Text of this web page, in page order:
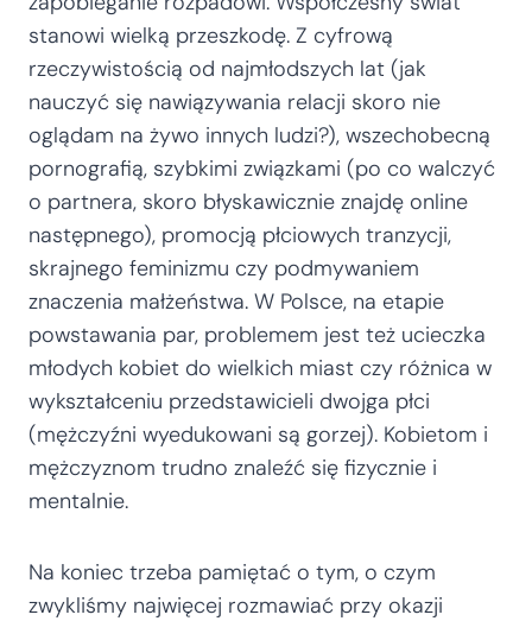
stanowi wielką przeszkodę. Z cyfrową
rzeczywistością od najmłodszych lat (jak
nauczyć się nawiązywania relacji skoro nie
oglądam na żywo innych ludzi?), wszechobecną
pornografią, szybkimi związkami (po co walczyć
o partnera, skoro błyskawicznie znajdę online
następnego), promocją płciowych tranzycji,
skrajnego feminizmu czy podmywaniem
znaczenia małżeństwa. W Polsce, na etapie
powstawania par, problemem jest też ucieczka
młodych kobiet do wielkich miast czy różnica w
wykształceniu przedstawicieli dwojga płci
(mężczyźni wyedukowani są gorzej). Kobietom i
mężczyznom trudno znaleźć się fizycznie i
mentalnie.
Na koniec trzeba pamiętać o tym, o czym
zwykliśmy najwięcej rozmawiać przy okazji